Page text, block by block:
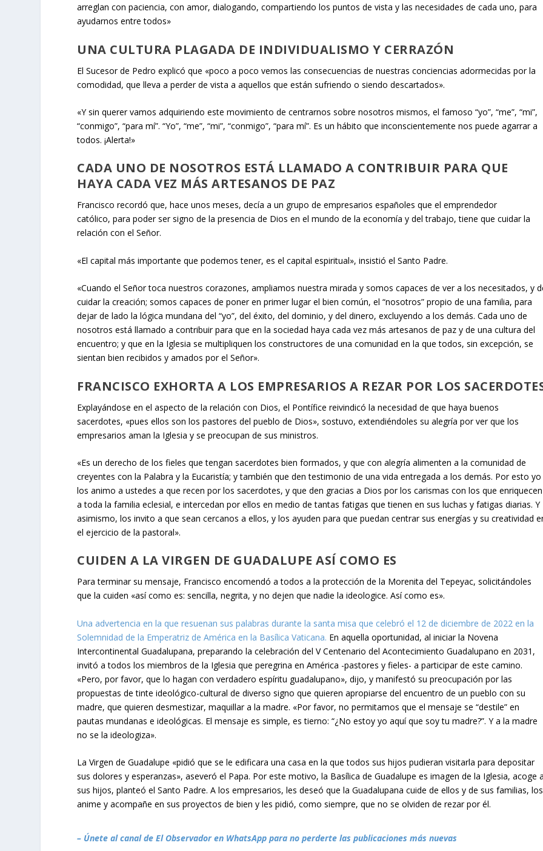
arreglan con paciencia, con amor, dialogando, compartiendo los puntos de vista y las necesidades de cada uno, para
ayudarnos entre todos»
UNA CULTURA PLAGADA DE INDIVIDUALISMO Y CERRAZÓN
El Sucesor de Pedro explicó que «poco a poco vemos las consecuencias de nuestras conciencias adormecidas por la
comodidad, que lleva a perder de vista a aquellos que están sufriendo o siendo descartados».
«Y sin querer vamos adquiriendo este movimiento de centrarnos sobre nosotros mismos, el famoso “yo”, “me”, “mi”,
“conmigo”, “para mí”. “Yo”, “me”, “mi”, “conmigo”, “para mí”. Es un hábito que inconscientemente nos puede agarrar a
todos. ¡Alerta!»
CADA UNO DE NOSOTROS ESTÁ LLAMADO A CONTRIBUIR PARA QUE
HAYA CADA VEZ MÁS ARTESANOS DE PAZ
Francisco recordó que, hace unos meses, decía a un grupo de empresarios españoles que el emprendedor
católico, para poder ser signo de la presencia de Dios en el mundo de la economía y del trabajo, tiene que cuidarla
relación con el Señor.
«El capital más importante que podemos tener, es el capital espiritual», insistió el Santo Padre.
«Cuando el Señor toca nuestros corazones, ampliamos nuestra mirada y somos capaces de ver a los necesitados, y
cuidar la creación; somos capaces de poner en primer lugar el bien común, el “nosotros” propio de una familia, para
dejar de lado la lógica mundana del “yo”, del éxito, del dominio, y del dinero, excluyendo a los demás. Cada uno de
nosotros está llamado a contribuir para que en la sociedad haya cada vez más artesanos de paz y de una cultura del
encuentro; y que en la Iglesia se multipliquen los constructores de una comunidad en la que todos, sin excepción, se
sientan bien recibidos y amados por el Señor».
FRANCISCO EXHORTA A LOS EMPRESARIOS A REZAR POR LOS
Explayándose en el aspecto de la relación con Dios, el Pontífice reivindicó la necesidad de que haya buenos
sacerdotes, «pues ellos son los pastores del pueblo de Dios», sostuvo, extendiéndoles su alegría por ver que los
empresarios aman la Iglesia y se preocupan de sus ministros.
«Es un derecho de los fieles que tengan sacerdotes bien formados, y que con alegría alimenten a la comunidad de
creyentes con la Palabra y la Eucaristía; y también que den testimonio de una vida entregada a los demás. Por esto yo
los animo a ustedes a que recen por los sacerdotes, y que den gracias a Dios por los carismas con los que enriquecen
a toda la familia eclesial, e intercedan por ellos en medio de tantas fatigas que tienen en sus luchas y fatigas diarias. Y
asimismo, los invito a que sean cercanos a ellos, y los ayuden para que puedan centrar sus energías y su creatividad
el ejercicio de la pastoral».
CUIDEN A LA VIRGEN DE GUADALUPE ASÍ COMO ES
Para terminar su mensaje, Francisco encomendó a todos a la protección de la Morenita del Tepeyac, solicitándoles
que la cuiden «así como es: sencilla, negrita, y no dejen que nadie la ideologice. Así como es».
Una advertencia en la que resuenan sus palabras durante la santa misa que celebró el 12 de diciembre de 2022 en la
Solemnidad de la Emperatriz de América en la Basílica Vaticana. En aquella oportunidad, al iniciar la Novena
Intercontinental Guadalupana, preparando la celebración del V Centenario del Acontecimiento Guadalupano en 2031,
invitó a todos los miembros de la Iglesia que peregrina en América -pastores y fieles- a participar de este camino.
«Pero, por favor, que lo hagan con verdadero espíritu guadalupano», dijo, y manifestó su preocupación por las
propuestas de tinte ideológico-cultural de diverso signo que quieren apropiarse del encuentro de un pueblo con su
madre, que quieren desmestizar, maquillar a la madre. «Por favor, no permitamos que el mensaje se “destile” en
pautas mundanas e ideológicas. El mensaje es simple, es tierno: “¿No estoy yo aquí que soy tu madre?”. Y a la madre
no se la ideologiza».
La Virgen de Guadalupe «pidió que se le edificara una casa en la que todos sus hijos pudieran visitarla para depositar
sus dolores y esperanzas», aseveró el Papa. Por este motivo, la Basílica de Guadalupe es imagen de la Iglesia, acoge
sus hijos, planteó el Santo Padre. A los empresarios, les deseó que la Guadalupana cuide de ellos y de sus familias, los
anime y acompañe en sus proyectos de bien y les pidió, como siempre, que no se olviden de rezar por él.
– Únete al canal de El Observador en WhatsApp para no perderte las publicaciones más nuevas